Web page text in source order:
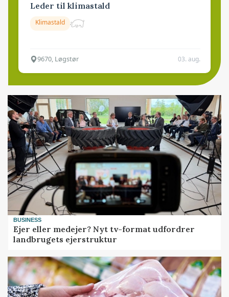
Leder til klimastald
Klimastald
9670, Løgstør 03. aug.
BUSINESS
Ejer eller medejer? Nyt tv-format udfordrer
landbrugets ejerstruktur